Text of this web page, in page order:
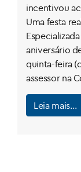
incentivou
Uma festa
aniversário
quinta-feira
assessor na
Leia mais…